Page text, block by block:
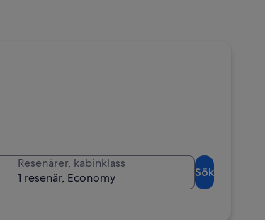
Resenärer, kabinklass
1 resenär, Economy
Sök